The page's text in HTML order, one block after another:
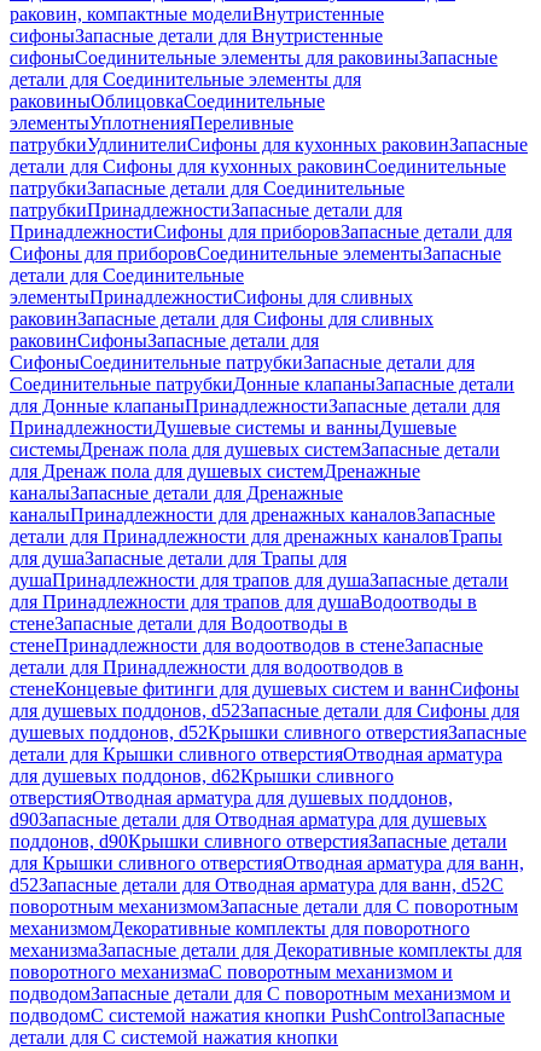
раковин, компактные моделиВнутристенные
сифоныЗапасные детали для Внутристенные
сифоныСоединительные элементы для раковиныЗапасные
детали для Соединительные элементы для
раковиныОблицовкаСоединительные
элементыУплотненияПереливные
патрубкиУдлинителиСифоны для кухонных раковинЗапасные
детали для Сифоны для кухонных раковинСоединительные
патрубкиЗапасные детали для Соединительные
патрубкиПринадлежностиЗапасные детали для
ПринадлежностиСифоны для приборовЗапасные детали для
Сифоны для приборовСоединительные элементыЗапасные
детали для Соединительные
элементыПринадлежностиСифоны для сливных
раковинЗапасные детали для Сифоны для сливных
раковинСифоныЗапасные детали для
СифоныСоединительные патрубкиЗапасные детали для
Соединительные патрубкиДонные клапаныЗапасные детали
для Донные клапаныПринадлежностиЗапасные детали для
ПринадлежностиДушевые системы и ванныДушевые
системыДренаж пола для душевых системЗапасные детали
для Дренаж пола для душевых системДренажные
каналыЗапасные детали для Дренажные
каналыПринадлежности для дренажных каналовЗапасные
детали для Принадлежности для дренажных каналовТрапы
для душаЗапасные детали для Трапы для
душаПринадлежности для трапов для душаЗапасные детали
для Принадлежности для трапов для душаВодоотводы в
стенеЗапасные детали для Водоотводы в
стенеПринадлежности для водоотводов в стенеЗапасные
детали для Принадлежности для водоотводов в
стенеКонцевые фитинги для душевых систем и ваннСифоны
для душевых поддонов, d52Запасные детали для Сифоны для
душевых поддонов, d52Крышки сливного отверстияЗапасные
детали для Крышки сливного отверстияОтводная арматура
для душевых поддонов, d62Крышки сливного
отверстияОтводная арматура для душевых поддонов,
d90Запасные детали для Отводная арматура для душевых
поддонов, d90Крышки сливного отверстияЗапасные детали
для Крышки сливного отверстияОтводная арматура для ванн,
d52Запасные детали для Отводная арматура для ванн, d52С
поворотным механизмомЗапасные детали для С поворотным
механизмомДекоративные комплекты для поворотного
механизмаЗапасные детали для Декоративные комплекты для
поворотного механизмаС поворотным механизмом и
подводомЗапасные детали для С поворотным механизмом и
подводомС системой нажатия кнопки PushControlЗапасные
детали для С системой нажатия кнопки